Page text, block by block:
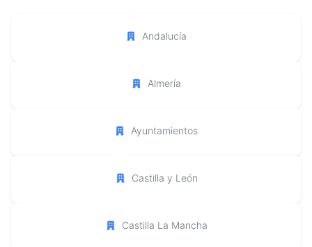
Andalucía
Almería
Ayuntamientos
Castilla y León
Castilla La Mancha